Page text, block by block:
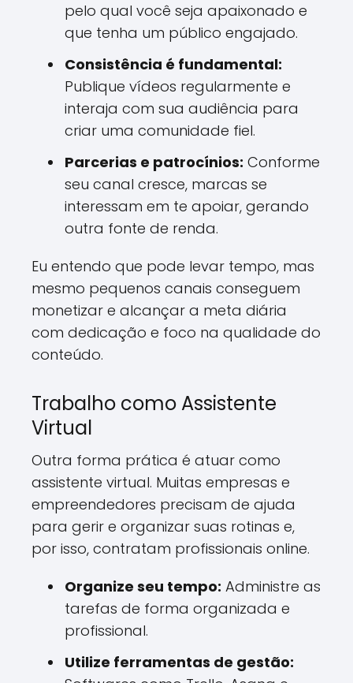
pelo qual você seja apaixonado e
que tenha um público engajado.
Consistência é fundamental:
Publique vídeos regularmente e
interaja com sua audiência para
criar uma comunidade fiel.
Parcerias e patrocínios: Conforme
seu canal cresce, marcas se
interessam em te apoiar, gerando
outra fonte de renda.
Eu entendo que pode levar tempo, mas
mesmo pequenos canais conseguem
monetizar e alcançar a meta diária
com dedicação e foco na qualidade do
conteúdo.
Trabalho como Assistente
Virtual
Outra forma prática é atuar como
assistente virtual. Muitas empresas e
empreendedores precisam de ajuda
para gerir e organizar suas rotinas e,
por isso, contratam profissionais online.
Organize seu tempo: Administre as
tarefas de forma organizada e
profissional.
Utilize ferramentas de gestão: